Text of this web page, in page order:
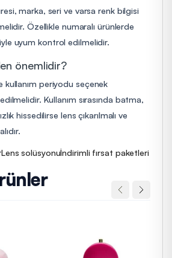
marka, seri ve varsa renk bilgisi
Özellikle numaralı ürünlerde
uyum kontrol edilmelidir.
önemlidir?
kullanım periyodu seçenek
Kullanım sırasında batma,
hissedilirse lens çıkarılmalı ve
Lens solüsyonuİndirimli fırsat paketleri